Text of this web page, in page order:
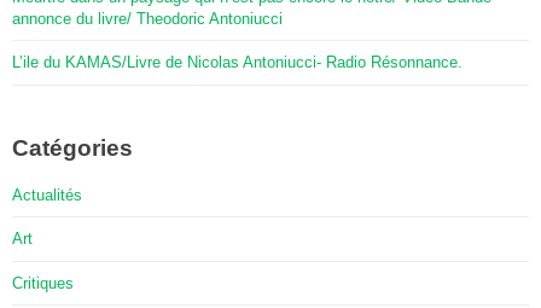
annonce du livre/ Theodoric Antoniucci
L’ile du KAMAS/Livre de Nicolas Antoniucci- Radio Résonnance.
Catégories
Actualités
Art
Critiques